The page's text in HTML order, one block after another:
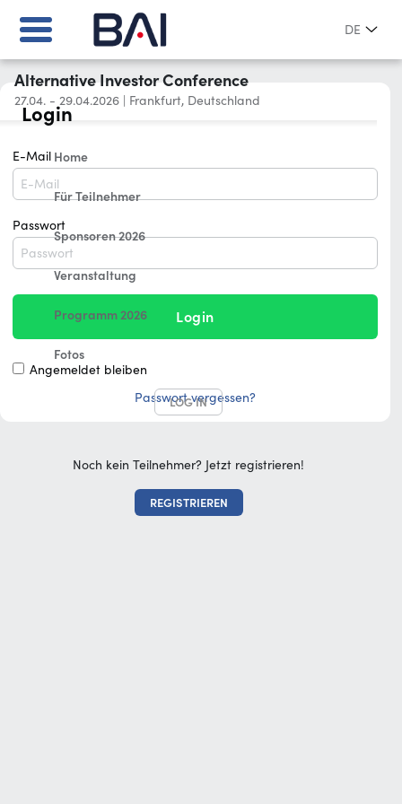
Alternative Investor Conference
27.04. - 29.04.2026 | Frankfurt, Deutschland
Home
Für Teilnehmer
Sponsoren 2026
Veranstaltung
Programm 2026
Fotos
LOG IN
Noch kein Teilnehmer? Jetzt registrieren!
REGISTRIEREN
DE
Login
E-Mail
Passwort
Login
Angemeldet bleiben
Passwort vergessen?